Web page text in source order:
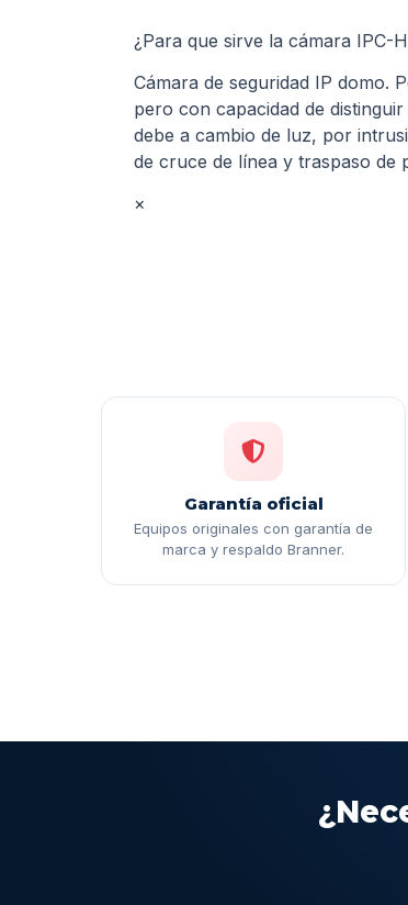
¿Para que sirve la cámara IPC-
Cámara de seguridad IP domo.
pero con capacidad de
debe a cambio de luz, por
de cruce de línea y traspaso de
×
Garantía oficial
Equipos originales con garantía de
marca y respaldo Branner.